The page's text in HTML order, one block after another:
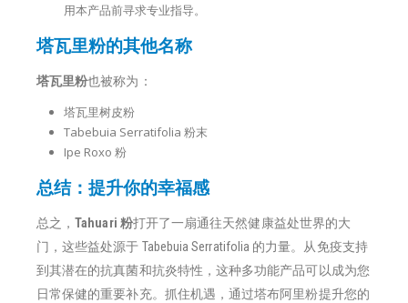
用本产品前寻求专业指导。
塔瓦里粉的其他名称
塔瓦里粉也被称为：
塔瓦里树皮粉
Tabebuia Serratifolia 粉末
Ipe Roxo 粉
总结：提升你的幸福感
总之，Tahuari 粉打开了一扇通往天然健康益处世界的大
门，这些益处源于 Tabebuia Serratifolia 的力量。从免疫支持
到其潜在的抗真菌和抗炎特性，这种多功能产品可以成为您
日常保健的重要补充。抓住机遇，通过塔布阿里粉提升您的